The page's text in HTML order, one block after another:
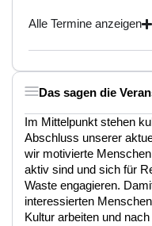
Alle Termine anzeigen
Das sagen die
Im Mittelpunkt stehen
Abschluss unserer
wir motivierte
aktiv sind und sich für
Waste engagieren.
interessierten
Kultur arbeiten und